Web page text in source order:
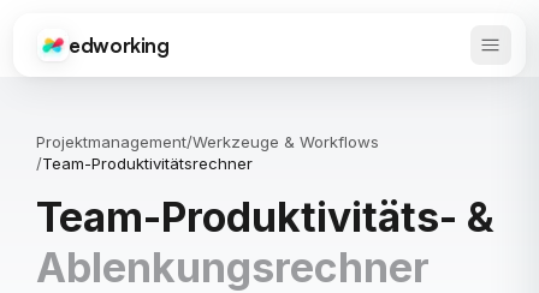
Edworking
edworking
Projektmanagement/Werkzeuge & Workflows
/Team-Produktivitätsrechner
Team-Produktivitäts- &
Ablenkungsrechner